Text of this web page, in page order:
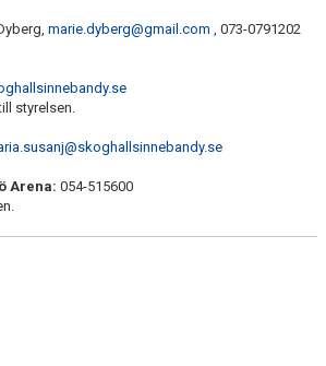
marie.dyberg@gmail.com , 073-0791202
styrelsen.
Arena: 054-515600